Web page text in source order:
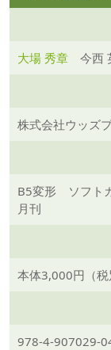
大場 秀章 今西
株式会社ウッズ
B5変形 ソフト
月刊
本体3,000円（税
978-4-907029-